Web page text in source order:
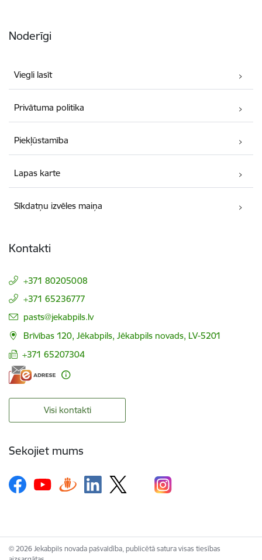
Noderīgi
Viegli lasīt
Privātuma politika
Piekļūstamība
Lapas karte
Sīkdatņu izvēles maiņa
Kontakti
+371 80205008
+371 65236777
E-pasts:
pasts@jekabpils.lv
Brīvības 120, Jēkabpils, Jēkabpils novads, LV-5201
+371 65207304
Visi kontakti
Sekojiet mums
© 2026 Jekabpils novada pašvaldība, publicētā satura visas tiesības